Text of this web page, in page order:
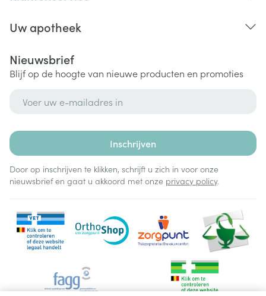
Uw apotheek
Nieuwsbrief
Blijf op de hoogte van nieuwe producten en promoties
Inschrijven
Door op inschrijven te klikken, schrijft u zich in voor onze
nieuwsbrief en gaat u akkoord met onze privacy policy.